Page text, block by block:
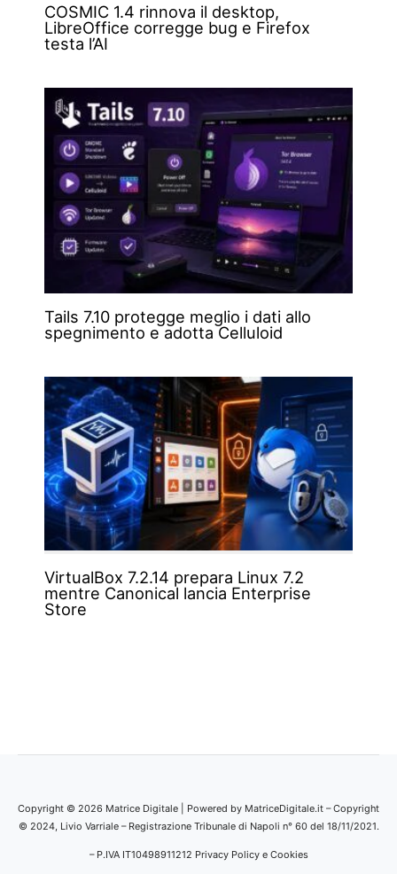
COSMIC 1.4 rinnova il desktop,
LibreOffice corregge bug e Firefox
testa l’AI
Tails 7.10 protegge meglio i dati allo
spegnimento e adotta Celluloid
VirtualBox 7.2.14 prepara Linux 7.2
mentre Canonical lancia Enterprise
Store
Copyright © 2026 Matrice Digitale | Powered by MatriceDigitale.it – Copyright
© 2024, Livio Varriale – Registrazione Tribunale di Napoli n° 60 del 18/11/2021.
– P.IVA IT10498911212 Privacy Policy e Cookies